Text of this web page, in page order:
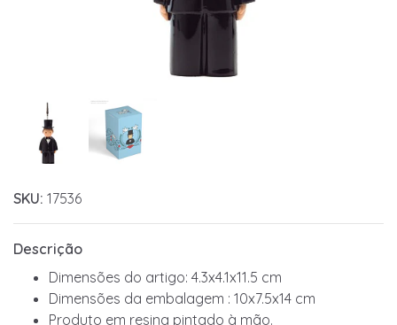
SKU: 17536
Descrição
Dimensões do artigo: 4.3x4.1x11.5 cm
Dimensões da embalagem : 10x7.5x14 cm
Produto em resina pintado à mão.